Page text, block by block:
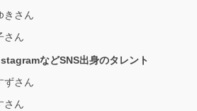
きさん
さん
などSNS出身のタレント
ずさん
さん